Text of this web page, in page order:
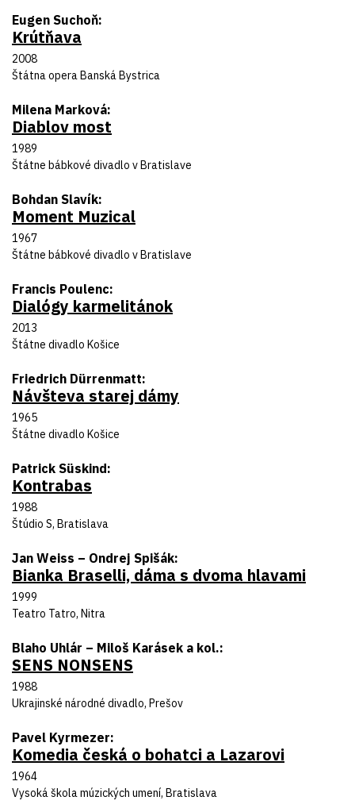
Autor predlohy
Eugen Suchoň
Názov inscenácie
Krútňava
Rok uvedenia
2008
Divadlo
Štátna opera Banská Bystrica
Autor predlohy
Milena Marková
Názov inscenácie
Diablov most
Rok uvedenia
1989
Divadlo
Štátne bábkové divadlo v Bratislave
Autor predlohy
Bohdan Slavík
Názov inscenácie
Moment Muzical
Rok uvedenia
1967
Divadlo
Štátne bábkové divadlo v Bratislave
Autor predlohy
Francis Poulenc
Názov inscenácie
Dialógy karmelitánok
Rok uvedenia
2013
Divadlo
Štátne divadlo Košice
Autor predlohy
Friedrich Dürrenmatt
Názov inscenácie
Návšteva starej dámy
Rok uvedenia
1965
Divadlo
Štátne divadlo Košice
Autor predlohy
Patrick Süskind
Názov inscenácie
Kontrabas
Rok uvedenia
1988
Divadlo
Štúdio S, Bratislava
Autor predlohy
Jan Weiss – Ondrej Spišák
Názov inscenácie
Bianka Braselli, dáma s dvoma hlavami
Rok uvedenia
1999
Divadlo
Teatro Tatro, Nitra
Autor predlohy
Blaho Uhlár – Miloš Karásek a kol.
Názov inscenácie
SENS NONSENS
Rok uvedenia
1988
Divadlo
Ukrajinské národné divadlo, Prešov
Autor predlohy
Pavel Kyrmezer
Názov inscenácie
Komedia česká o bohatci a Lazarovi
Rok uvedenia
1964
Divadlo
Vysoká škola múzických umení, Bratislava